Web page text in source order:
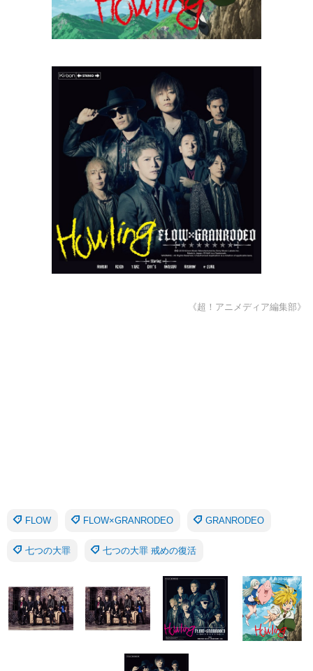
《超！アニメディア編集部》
FLOW FLOW×GRANRODEO GRANRODEO
七つの大罪 七つの大罪 戒めの復活